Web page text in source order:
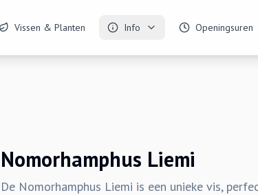
Vissen & Planten Info Openingsuren
Nomorhamphus Liemi
De Nomorhamphus Liemi is een unieke vis,